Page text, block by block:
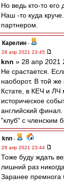
Но ведь кто-то его
Наш -то куда
партнером.
Карелин -
28 апр 2021 23:45
knn » 28 апр 2021
Не срастается.
наоборот. В той же
Кстате, в КЕЧ и
историческое
английский
"клуб" с членским
knn -
28 апр 2021 23:44
Тоже буду ждать
лишний раз
Заранее премнога